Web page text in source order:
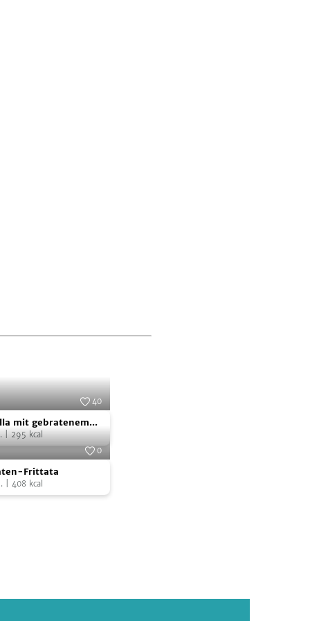
40
mit gebratenem
| 295 kcal
0
Frittata
408kcal